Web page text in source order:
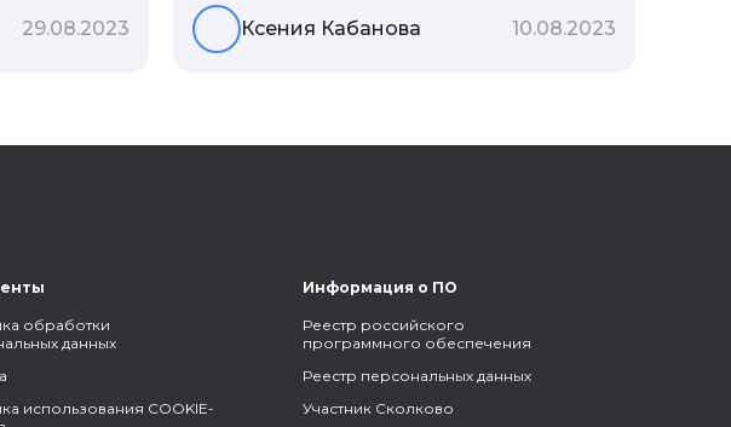
для
блога
29.08.2023
проведения архивно-генеалогических
исследований, ее мы закладываем и
Ксения Кабанова 10.08.2023
обработки
данных
использования COOKIE-
Информация о ПО
Реестр российского
программного обеспечения
Реестр персональных данных
Участник Сколково